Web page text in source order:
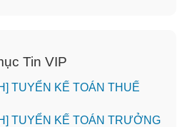
Tin VIP
TUYỂN KẾ TOÁN THUẾ
TUYỂN KẾ TOÁN TRƯỞNG